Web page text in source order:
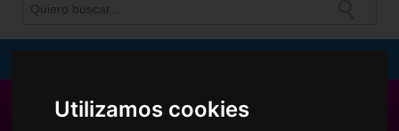
Utilizamos cookies
Gafas de Sol
▶ Todas las Marcas ◀